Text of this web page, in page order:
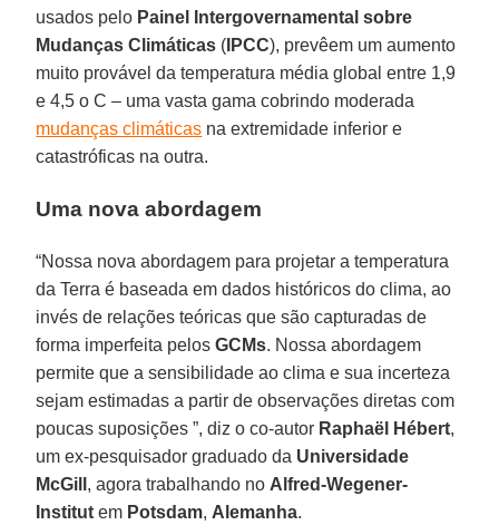
usados ​​pelo Painel Intergovernamental sobre
Mudanças Climáticas ( IPCC), prevêem um aumento
muito provável da temperatura média global entre 1,9
e 4,5 o C – uma vasta gama cobrindo moderada
mudanças climáticas na extremidade inferior e
catastróficas na outra.
Uma nova abordagem
“Nossa nova abordagem para projetar a temperatura
da Terra é baseada em dados históricos do clima, ao
invés de relações teóricas que são capturadas de
forma imperfeita pelosGCMs. Nossa abordagem
permite que a sensibilidade ao clima e sua incerteza
sejam estimadas a partir de observações diretas com
poucas suposições ”, diz o co-autor Raphaël Hébert,
um ex-pesquisador graduado da Universidade
McGill , agora trabalhando no Alfred-Wegener-
Institut em Potsdam, Alemanha.